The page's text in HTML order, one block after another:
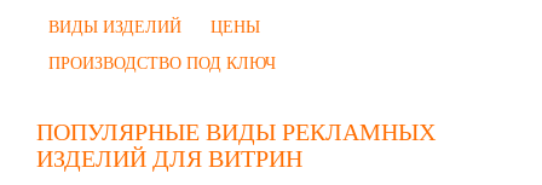
ВИДЫ ИЗДЕЛИЙ
ЦЕНЫ
ПРОИЗВОДСТВО ПОД КЛЮЧ
ПОПУЛЯРНЫЕ ВИДЫ РЕКЛАМНЫХ
ИЗДЕЛИЙ ДЛЯ ВИТРИН